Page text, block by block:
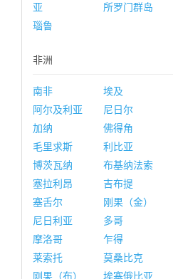
亚
所罗门群岛
瑙鲁
非洲
南非 埃及
阿尔及利亚
尼日尔
加纳
佛得角
毛里求斯
利比亚
博茨瓦纳
布基纳法索
塞拉利昂
吉布提
塞舌尔
刚果（金）
尼日利亚
多哥
摩洛哥
乍得
莱索托
莫桑比克
刚果（布）
埃塞俄比亚